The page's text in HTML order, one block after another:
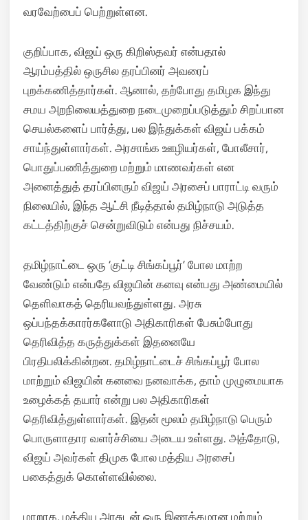
வரவேற்பைப் பெற்றுள்ளன.
குறிப்பாக, விஜய் ஒரு கிறிஸ்தவர் என்பதால்
ஆரம்பத்தில் ஒருசில தரப்பினர் அவரைப்
புறக்கணித்தார்கள். ஆனால், தற்போது தமிழக இந்து
சமய அறநிலையத்துறை நடைமுறைப்படுத்தும் சிறப்பான
செயல்களைப் பார்த்து, பல இந்துக்கள் விஜய் பக்கம்
சாய்ந்துள்ளார்கள். அரசாங்க ஊழியர்கள், போலீசார்,
பொதுப்பணித்துறை மற்றும் மாணவர்கள் என
அனைத்துத் தரப்பினரும் விஜய் அரசைப் பாராட்டி வரும்
நிலையில், இந்த ஆட்சி நீடித்தால் தமிழ்நாடு அடுத்த
கட்டத்திற்குச் சென்றுவிடும் என்பது நிச்சயம்.
தமிழ்நாட்டை ஒரு ‘குட்டி சிங்கப்பூர்’ போல மாற்ற
வேண்டும் என்பதே விஜயின் கனவு என்பது அண்மையில்
தெளிவாகத் தெரியவந்துள்ளது. அரசு
ஒப்பந்தக்காரர்களோடு அதிகாரிகள் பேசும்போது
தெரிவித்த கருத்துக்கள் இதனையே
பிரதிபலிக்கின்றன. தமிழ்நாட்டைச் சிங்கப்பூர் போல
மாற்றும் விஜயின் கனவை நனவாக்க, தாம் முழுமையாக
உழைக்கத் தயார் என்று பல அதிகாரிகள்
தெரிவித்துள்ளார்கள். இதன் மூலம் தமிழ்நாடு பெரும்
பொருளாதார வளர்ச்சியை அடைய உள்ளது. அத்தோடு,
விஜய் அவர்கள் திமுக போல மத்திய அரசைப்
பகைத்துக் கொள்ளவில்லை.
மாறாக, மத்திய அரசுடன் ஒரு இணக்கமான மற்றும்